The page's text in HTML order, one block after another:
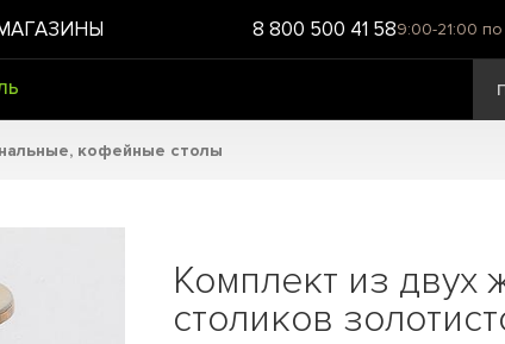
8 800 500 41 589:00-21:00
кофейные столы
Комплект из двух
столиков